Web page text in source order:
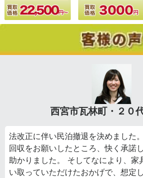
西宮市瓦林町・２０
法改正に伴い民泊撤退を決めました
回収をお願いしたところ、快く承諾
助かりました。 そしてなにより、家
い取っていただけたおかげで、想定